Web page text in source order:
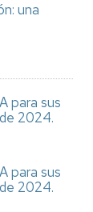
una
para sus
2024.
para sus
2024.